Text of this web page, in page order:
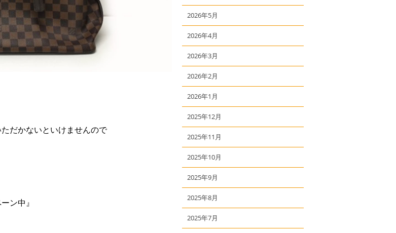
だかないといけませんので
ン中』
2026年5月
2026年4月
2026年3月
2026年2月
2026年1月
2025年12月
2025年11月
2025年10月
2025年9月
2025年8月
2025年7月